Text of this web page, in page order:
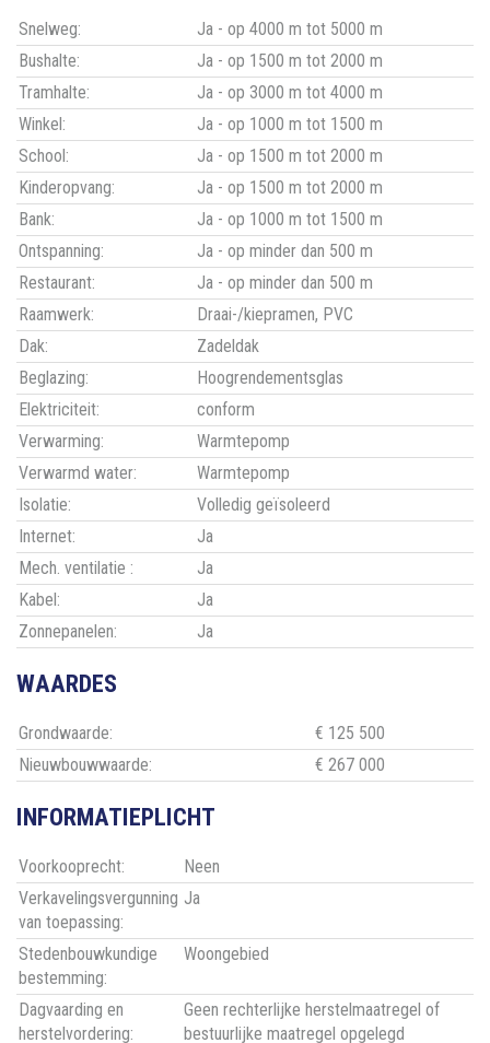
Snelweg:
Ja - op 4000 m tot 5000 m
Bushalte:
Ja - op 1500 m tot 2000 m
Tramhalte:
Ja - op 3000 m tot 4000 m
Winkel:
Ja - op 1000 m tot 1500 m
School:
Ja - op 1500 m tot 2000 m
Kinderopvang:
Ja - op 1500 m tot 2000 m
Bank:
Ja - op 1000 m tot 1500 m
Ontspanning:
Ja - op minder dan 500 m
Restaurant:
Ja - op minder dan 500 m
Raamwerk:
Draai-/kiepramen, PVC
Dak:
Zadeldak
Beglazing:
Hoogrendementsglas
Elektriciteit:
conform
Verwarming:
Warmtepomp
Verwarmd water:
Warmtepomp
Isolatie:
Volledig geïsoleerd
Internet:
Ja
Mech. ventilatie :
Ja
Kabel:
Ja
Zonnepanelen:
Ja
WAARDES
Grondwaarde:
€ 125 500
Nieuwbouwwaarde:
€ 267 000
INFORMATIEPLICHT
Voorkooprecht:
Neen
Verkavelingsvergunning
van toepassing:
Ja
Stedenbouwkundige
bestemming:
Woongebied
Dagvaarding en
herstelvordering:
Geen rechterlijke herstelmaatregel of
bestuurlijke maatregel opgelegd